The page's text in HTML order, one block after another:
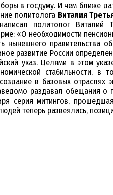
в госдуму. И чем ближе
политолога Виталия
политолог
«О необходимости
нынешнего правительства
развитие России
указ. Целями в этом
в базовых отраслях
раздавал
серия митингов,
теперь развеялись,